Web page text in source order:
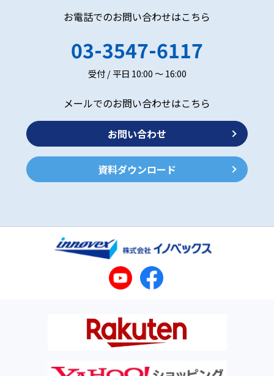
お電話でのお問い合わせはこちら
03-3547-6117
受付 / 平日 10:00 ～ 16:00
メールでのお問い合わせはこちら
お問い合わせ
資料ダウンロード